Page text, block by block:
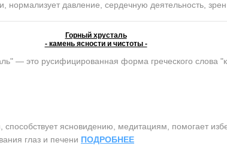
нормализует давление, сердечную деятельность,
Горный хрусталь
- камень ясности и чистоты -
— это русифицированная форма греческого слова
ясновидению, медитациям, помогает
глаз и печени ПОДРОБНЕЕ